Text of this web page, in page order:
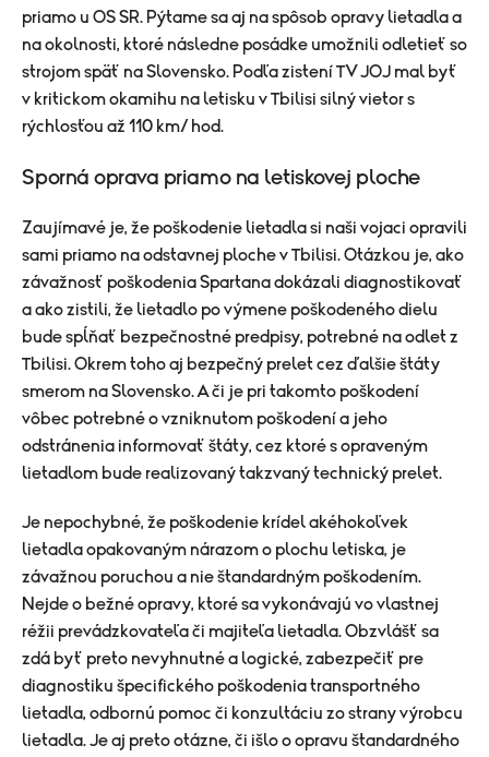
priamo u OS SR. Pýtame sa aj na spôsob opravy lietadla a
na okolnosti, ktoré následne posádke umožnili odletieť so
strojom späť na Slovensko. Podľa zistení TV JOJ mal byť
v kritickom okamihu na letisku v Tbilisi silný vietor s
rýchlosťou až 110 km/ hod.
Sporná oprava priamo na letiskovej ploche
Zaujímavé je, že poškodenie lietadla si naši vojaci opravili
sami priamo na odstavnej ploche v Tbilisi. Otázkou je, ako
závažnosť poškodenia Spartana dokázali diagnostikovať
a ako zistili, že lietadlo po výmene poškodeného dielu
bude spĺňať bezpečnostné predpisy, potrebné na odlet z
Tbilisi. Okrem toho aj bezpečný prelet cez ďalšie štáty
smerom na Slovensko. A či je pri takomto poškodení
vôbec potrebné o vzniknutom poškodení a jeho
odstránenia informovať štáty, cez ktoré s opraveným
lietadlom bude realizovaný takzvaný technický prelet.
Je nepochybné, že poškodenie krídel akéhokoľvek
lietadla opakovaným nárazom o plochu letiska, je
závažnou poruchou a nie štandardným poškodením.
Nejde o bežné opravy, ktoré sa vykonávajú vo vlastnej
réžii prevádzkovateľa či majiteľa lietadla. Obzvlášť sa
zdá byť preto nevyhnutné a logické, zabezpečiť pre
diagnostiku špecifického poškodenia transportného
lietadla, odbornú pomoc či konzultáciu zo strany výrobcu
lietadla. Je aj preto otázne, či išlo o opravu štandardného